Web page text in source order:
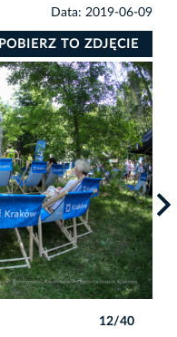
Data: 2019-06-09
POBIERZ TO ZDJĘCIE
12/40